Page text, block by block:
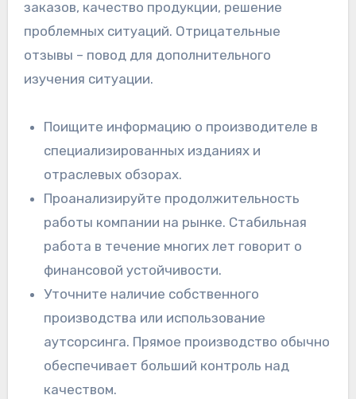
заказов, качество продукции, решение
проблемных ситуаций. Отрицательные
отзывы – повод для дополнительного
изучения ситуации.
Поищите информацию о производителе в
специализированных изданиях и
отраслевых обзорах.
Проанализируйте продолжительность
работы компании на рынке. Стабильная
работа в течение многих лет говорит о
финансовой устойчивости.
Уточните наличие собственного
производства или использование
аутсорсинга. Прямое производство обычно
обеспечивает больший контроль над
качеством.